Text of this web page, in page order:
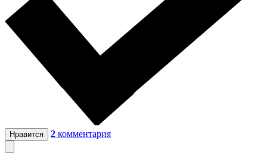
Нравится 2 комментария